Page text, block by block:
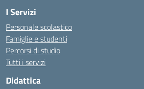
I Servizi
Personale scolastico
Famiglie e studenti
Percorsi di studio
Tutti i servizi
Didattica